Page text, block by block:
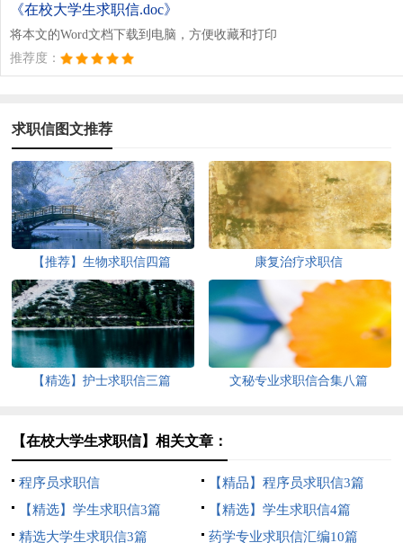
《在校大学生求职信.doc》
将本文的Word文档下载到电脑，方便收藏和打印
推荐度：
求职信图文推荐
【推荐】生物求职信四篇 康复治疗求职信
【精选】护士求职信三篇 文秘专业求职信合集八篇
【在校大学生求职信】相关文章：
程序员求职信
【精品】程序员求职信3篇
【精选】学生求职信3篇
【精选】学生求职信4篇
精选大学生求职信3篇
药学专业求职信汇编10篇